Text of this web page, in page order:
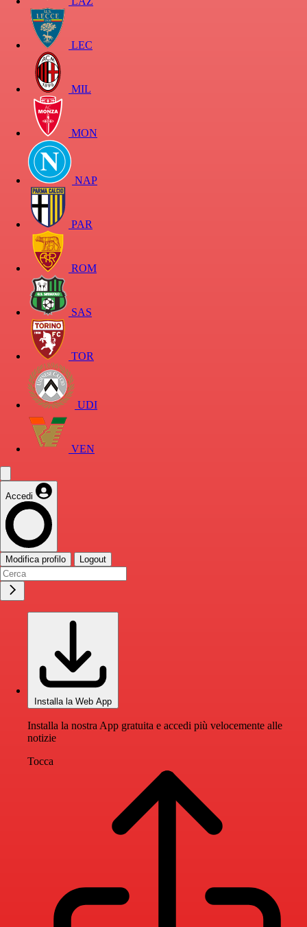
LEC
MIL
MON
NAP
PAR
ROM
SAS
TOR
UDI
VEN
Accedi
Modifica profilo Logout
Installa la Web App
Installa la nostra App gratuita e accedi più velocemente alle
notizie
Tocca